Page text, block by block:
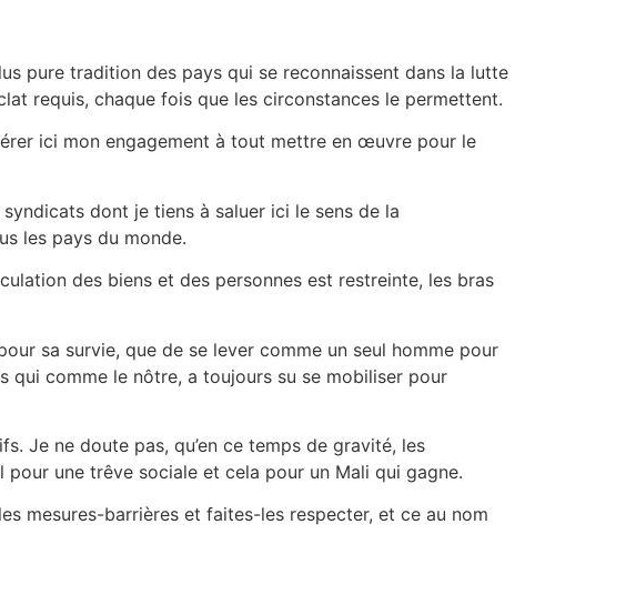
pure tradition des pays qui se reconnaissent dans la lutte
requis, chaque fois que les circonstances le permettent.
ici mon engagement à tout mettre en œuvre pour le
dont je tiens à saluer ici le sens de la
les pays du monde.
des biens et des personnes est restreinte, les bras
sa survie, que de se lever comme un seul homme pour
qui comme le nôtre, a toujours su se mobiliser pour
Je ne doute pas, qu’en ce temps de gravité, les
une trêve sociale et cela pour un Mali qui gagne.
mesures-barrières et faites-les respecter, et ce au nom